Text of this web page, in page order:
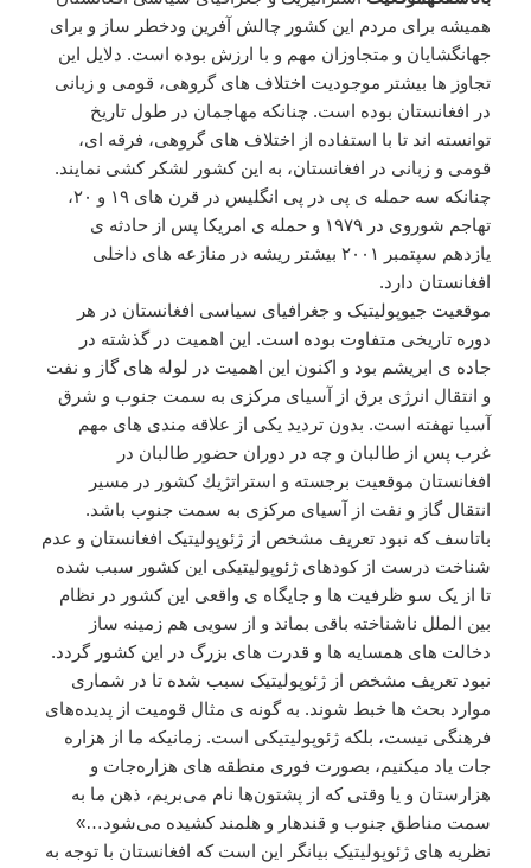
همیشه برای مردم این کشور چالش آفرین ودخطر ساز و برای
جهانگشایان و متجاوزان مهم و با ارزش بوده است. دلایل این
تجاوز ها بیشتر موجودیت اختلاف های گروهی، قومی و زبانی
در افغانستان بوده است. چنانکه مهاجمان در طول تاریخ
توانسته اند تا با استفاده از اختلاف های گروهی، فرقه ای،
قومی و زبانی در افغانستان، به این کشور لشکر کشی نمایند.
چنانکه سه حمله ی پی در پی انگلیس در قرن های ۱۹ و ۲۰،
تهاجم شوروی در ۱۹۷۹ و حمله ی امریکا پس از حادثه ی
یازدهم سپتمبر ۲۰۰۱ بیشتر ریشه در منازعه های داخلی
افغانستان دارد.
موقعيت جیوپولیتیک و جغرافیای سیاسی افغانستان در هر
دوره تاريخی متفاوت بوده است. این اهمیت در گذشته در
جاده ی ابریشم بود و اکنون این اهمیت در لوله های گاز و نفت
و انتقال انرژی برق از آسیای مرکزی به سمت جنوب و شرق
آسیا نهفته است. بدون تردید یكی از علاقه مندی های مهم
غرب پس از طالبان و چه در دوران حضور طالبان در
افغانستان موقعيت برجسته و استراتژيك كشور در مسير
انتقال گاز و نفت از آسيای مركزی به سمت جنوب باشد.
باتاسف که نبود تعریف مشخص از ژئوپولیتیک افغانستان و عدم
شناخت درست از کودهای ژئوپولیتیکی این کشور سبب شده
تا از یک سو ظرفیت ها و جايگاه ی واقعی اين کشور در نظام
بين الملل ناشناخته باقی بماند و از سویی هم زمینه ساز
دخالت های همسایه ها و قدرت های بزرگ در این کشور گردد.
نبود تعریف مشخص از ژئوپولیتیک سبب شده تا در شماری
موارد بحث ها خبط شوند. به گونه ی مثال قومیت از پدیده‌های
فرهنگی نیست، بلکه ژئوپولیتیکی است. زمانیکه ما از هزاره
جات یاد میکنیم، بصورت فوری منطقه های هزاره‌جات و
هزارستان و یا وقتی که از پشتون‌ها نام می‌بریم، ذهن ما به
سمت مناطق جنوب و قندهار و هلمند کشیده می‌شود…»
نظریه های ژئوپولیتیک بیانگر این است که افغانستان با توجه به